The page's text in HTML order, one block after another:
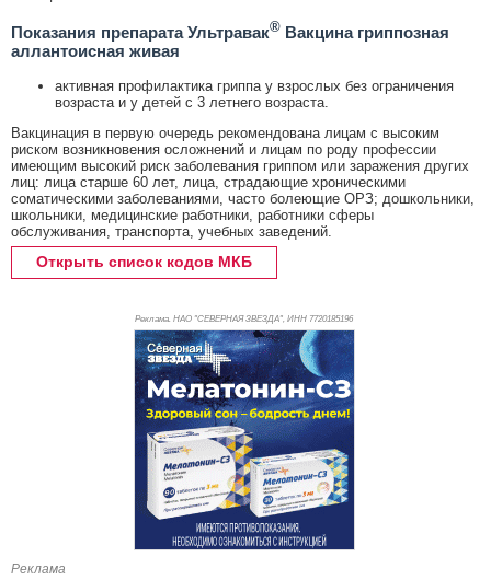
Показания препарата Ультравак® Вакцина гриппозная
аллантоисная живая
активная профилактика гриппа у взрослых без ограничения
возраста и у детей с 3 летнего возраста.
Вакцинация в первую очередь рекомендована лицам с высоким
риском возникновения осложнений и лицам по роду профессии
имеющим высокий риск заболевания гриппом или заражения других
лиц: лица старше 60 лет, лица, страдающие хроническими
соматическими заболеваниями, часто болеющие ОРЗ; дошкольники,
школьники, медицинские работники, работники сферы
обслуживания, транспорта, учебных заведений.
Открыть список кодов МКБ
Реклама. НАО "СЕВЕРНАЯ ЗВЕЗДА", ИНН 7720185196
Реклама